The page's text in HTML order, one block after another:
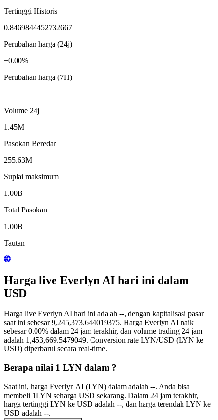
Tertinggi Historis
0.8469844452732667
Perubahan harga (24j)
+0.00%
Perubahan harga (7H)
--
Volume 24j
1.45M
Pasokan Beredar
255.63M
Suplai maksimum
1.00B
Total Pasokan
1.00B
Tautan
Harga live Everlyn AI hari ini dalam
USD
Harga live Everlyn AI hari ini adalah --, dengan kapitalisasi pasar
saat ini sebesar 9,245,373.644019375. Harga Everlyn AI naik
sebesar 0.00% dalam 24 jam terakhir, dan volume trading 24 jam
adalah 1,453,669.5479049. Conversion rate LYN/USD (LYN ke
USD) diperbarui secara real-time.
Berapa nilai 1 LYN dalam ?
Saat ini, harga Everlyn AI (LYN) dalam adalah --. Anda bisa
membeli 1LYN seharga USD sekarang. Dalam 24 jam terakhir,
harga tertinggi LYN ke USD adalah --, dan harga terendah LYN ke
USD adalah --.